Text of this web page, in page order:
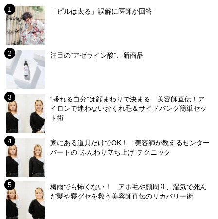
「ピルは太る」誤解に医師が回答
注目の“アゼライン酸”、新商品
“盛れる自分”は顔まわりで決まる 美容師直伝！ア
イロンで迷わないおくれ毛＆サイドバング簡単セッ
ト術
家にある道具だけでOK！ 美容師が教えるセンター
パートの”ふんわり立ち上げ”テクニック
梅雨でも怖くない！ アホ毛や顔周り、湿気で死ん
だ髪や寝グセを救う美容師直伝のリカバリー術